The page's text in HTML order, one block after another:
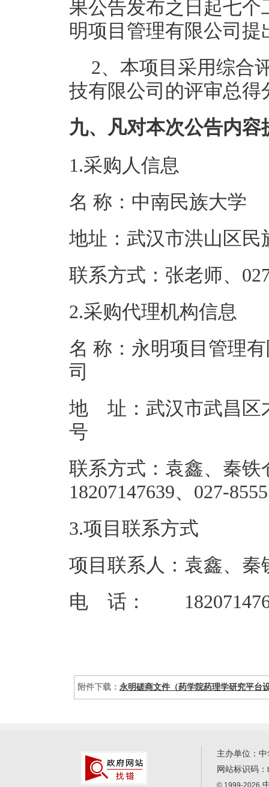
果公告发布之日起七
明项目管理有限公司
2、本项目采用综合
技有限公司 的评审总得
九、凡对本次公告内
1.采购人信息
名 称：中南民
地址：武汉市
联系方式：张老
2.采购代理机构信息
名 称：永明项目管理
地 址：武汉市武昌区
联系方式：袁鑫、秦
3.项目联系方式
项目联系人：袁鑫、
电 话：
附件下载： 永明磋商文件（药学院药理学研究平台
主办单位：
网站标识码：
© 1999-2026